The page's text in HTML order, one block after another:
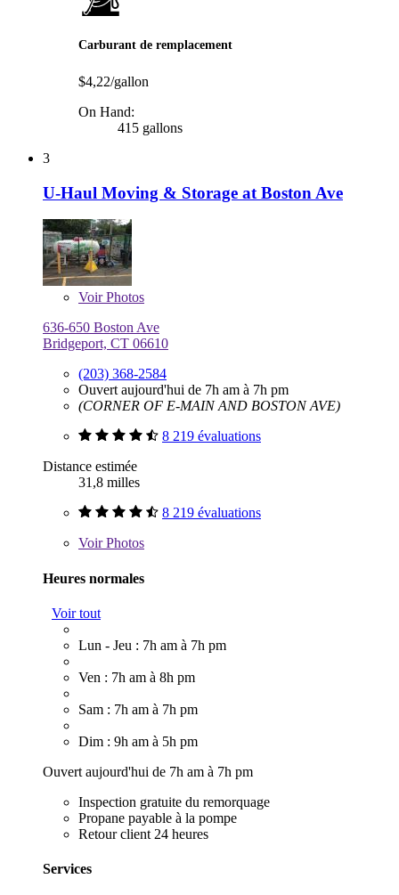
Carburant de remplacement
$4,22/gallon
On Hand:
415 gallons
3
U-Haul Moving & Storage at Boston Ave
VoirPhotos
636-650 Boston Ave
Bridgeport, CT 06610
(203) 368-2584
Ouvert aujourd'hui de 7h am à 7h pm
(CORNER OF E-MAIN AND BOSTON AVE)
8 219 évaluations
Distance estimée
31,8 milles
8 219 évaluations
VoirPhotos
Heures normales
Voir tout
Lun - Jeu : 7h am à 7h pm
Ven : 7h am à 8h pm
Sam : 7h am à 7h pm
Dim : 9h am à 5h pm
Ouvert aujourd'hui de 7h am à 7h pm
Inspection gratuite du remorquage
Propane payable à la pompe
Retour client 24 heures
Services